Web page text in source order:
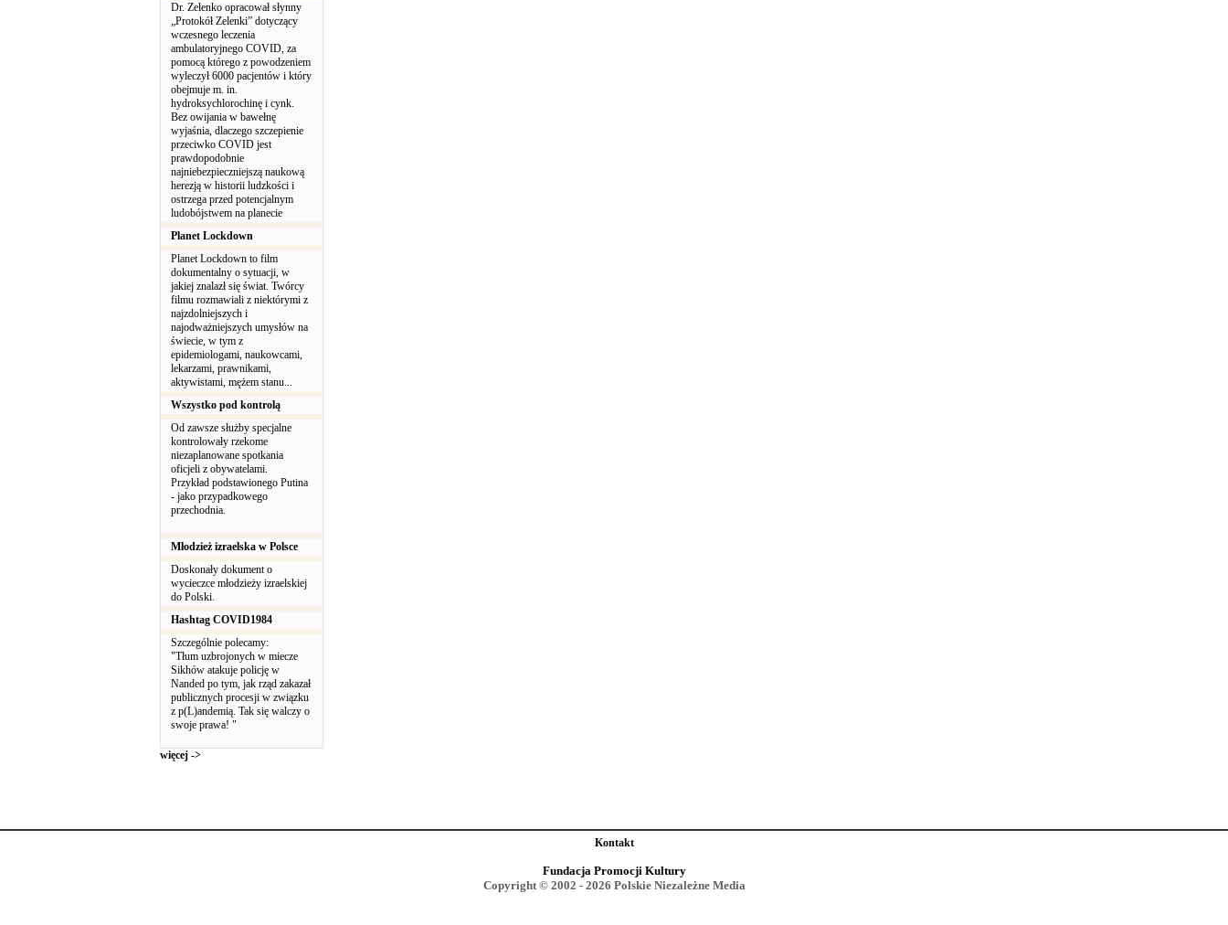
Dr. Zelenko opracował słynny
„Protokół Zelenki” dotyczący
wczesnego leczenia
ambulatoryjnego COVID, za
pomocą którego z powodzeniem
wyleczył 6000 pacjentów i który
obejmuje m. in.
hydroksychlorochinę i cynk.
Bez owijania w bawełnę
wyjaśnia, dlaczego szczepienie
przeciwko COVID jest
prawdopodobnie
najniebezpieczniejszą naukową
herezją w historii ludzkości i
ostrzega przed potencjalnym
ludobójstwem na planecie
Planet Lockdown
Planet Lockdown to film
dokumentalny o sytuacji, w
jakiej znalazł się świat. Twórcy
filmu rozmawiali z niektórymi z
najzdolniejszych i
najodważniejszych umysłów na
świecie, w tym z
epidemiologami, naukowcami,
lekarzami, prawnikami,
aktywistami, mężem stanu...
Wszystko pod kontrolą
Od zawsze służby specjalne
kontrolowały rzekome
niezaplanowane spotkania
oficjeli z obywatelami.
Przykład podstawionego Putina
- jako przypadkowego
przechodnia.
Młodzież izraelska w Polsce
Doskonały dokument o
wycieczce młodzieży izraelskiej
do Polski.
Hashtag COVID1984
Szczególnie polecamy:
"Tłum uzbrojonych w miecze
Sikhów atakuje policję w
Nanded po tym, jak rząd zakazał
publicznych procesji w związku
z p(L)andemią. Tak się walczy o
swoje prawa! "
więcej ->
Kontakt
Fundacja Promocji Kultury
Copyright © 2002 - 2026 Polskie Niezależne Media